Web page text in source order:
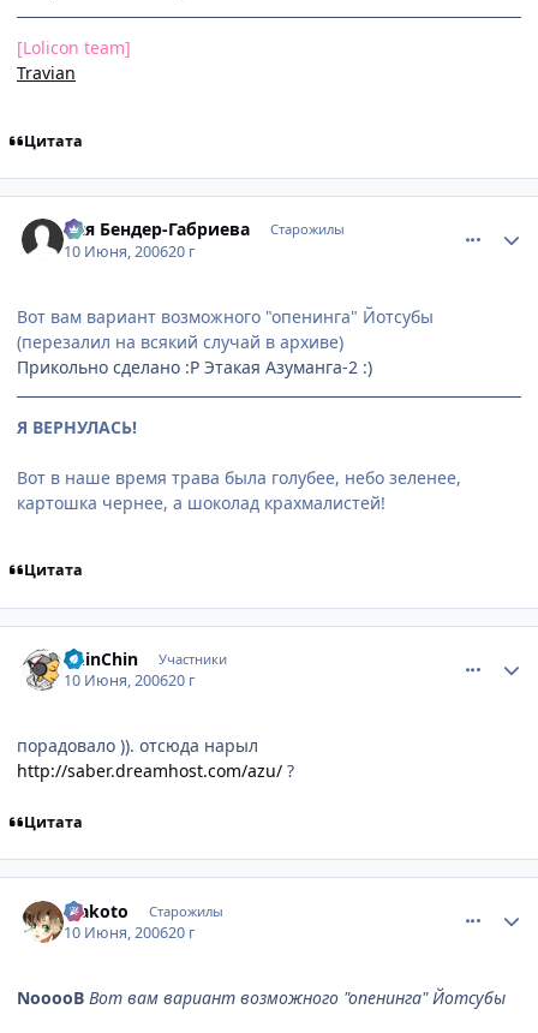
[Lolicon team]
Travian
Цитата
Ося Бендер-Габриева Старожилы
10 Июня, 200620 г
Вот вам вариант возможного "опенинга" Йотсубы
(перезалил на всякий случай в архиве)
Прикольно сделано :P Этакая Азуманга-2 :)
Я ВЕРНУЛАСЬ!
Вот в наше время трава была голубее, небо зеленее,
картошка чернее, а шоколад крахмалистей!
Цитата
ChinChin Участники
10 Июня, 200620 г
порадовало )). отсюда нарыл
http://saber.dreamhost.com/azu/ ?
Цитата
Makoto Старожилы
10 Июня, 200620 г
NooooB Вот вам вариант возможного "опенинга" Йотсубы